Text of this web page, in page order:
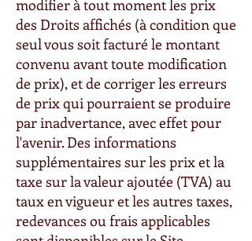
modifier à tout moment les prix
des Droits affichés (à condition que
seul vous soit facturé le montant
convenu avant toute modification
de prix), et de corriger les erreurs
de prix qui pourraient se produire
par inadvertance, avec effet pour
l'avenir. Des informations
supplémentaires sur les prix et la
taxe sur la valeur ajoutée (TVA) au
taux en vigueur et les autres taxes,
redevances ou frais applicables